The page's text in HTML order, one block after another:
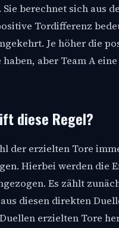
berechnet sich aus
Tordifferenz
Je höher die
aber Team A
diese Regel?
der erzielten Tore
Hierbei werden die
Es zählt
diesen direkten
erzielten Tore